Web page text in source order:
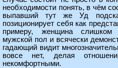
необходимости понять, в чём
выпавший тут же Уд
позиционирует себя как
примеру, женщина слишком
мужской пол и всячески
гадающий видит
вовсе нет, делая
некомфортными.